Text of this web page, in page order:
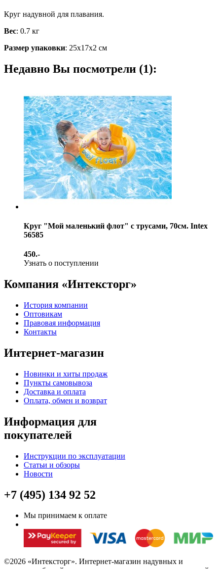
Круг надувной для плавания.
Вес: 0.7 кг
Размер упаковки: 25х17х2 см
Недавно Вы посмотрели (1):
Круг "Мой маленький флот" с трусами, 70см. Intex
56585
450.-
Узнать о поступлении
Компания «Интексторг»
История компании
Оптовикам
Правовая информация
Контакты
Интернет-магазин
Новинки и хиты продаж
Пункты самовывоза
Доставка и оплата
Оплата, обмен и возврат
Информация для
покупателей
Инструкции по эксплуатации
Статьи и обзоры
Новости
+7 (495) 134 92 52
Мы принимаем к оплате
©2026 «Интексторг». Интернет-магазин надувных и